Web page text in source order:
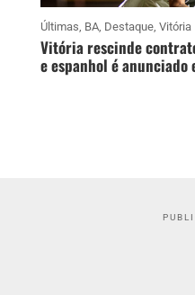
Últimas, BA, Destaque, Vitória
Vitória rescinde
e espanhol é